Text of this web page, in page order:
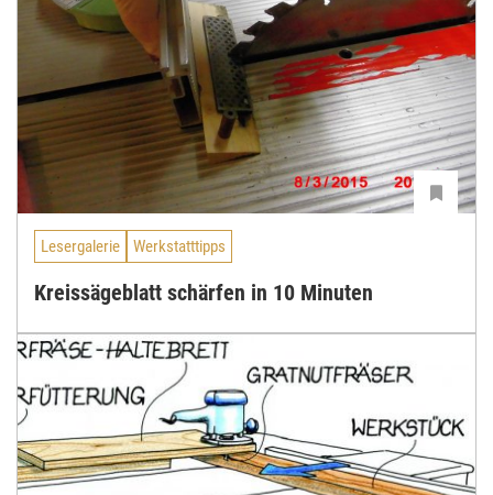
Lesergalerie Werkstatttipps
Kreissägeblatt schärfen in 10 Minuten